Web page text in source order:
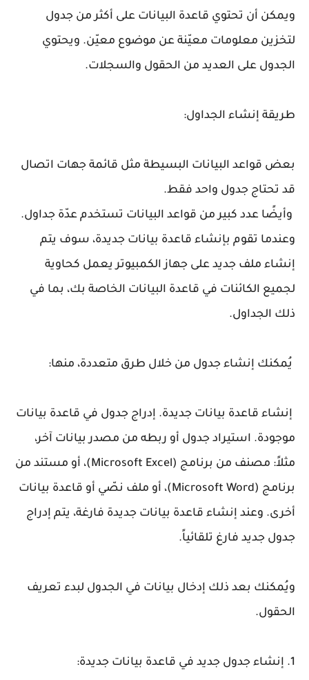
ويمكن أن تحتوي قاعدة البيانات على أكثر من جدول
لتخزين معلومات معيّنة عن موضوع معيّن. ويحتوي
الجدول على العديد من الحقول والسجلات.
طريقة إنشاء الجداول:
بعض قواعد البيانات البسيطة مثل قائمة جهات اتصال
قد تحتاج جدول واحد فقط.
وأيضًا عدد كبير من قواعد البيانات تستخدم عدّة جداول.
وعندما تقوم بإنشاء قاعدة بيانات جديدة، سوف يتم
إنشاء ملف جديد على جهاز الكمبيوتر يعمل كحاوية
لجميع الكائنات في قاعدة البيانات الخاصة بك، بما في
ذلك الجداول.
يُمكنك إنشاء جدول من خلال طرق متعددة، منها:
إنشاء قاعدة بيانات جديدة. إدراج جدول في قاعدة بيانات
موجودة. استيراد جدول أو ربطه من مصدر بيانات آخر،
مثلاً: مصنف من برنامج (Microsoft Excel)، أو مستند من
برنامج (Microsoft Word)، أو ملف نصّي أو قاعدة بيانات
أخرى. وعند إنشاء قاعدة بيانات جديدة فارغة، يتم إدراج
جدول جديد فارغ تلقائياً.
ويُمكنك بعد ذلك إدخال بيانات في الجدول لبدء تعريف
الحقول.
1. إنشاء جدول جديد في قاعدة بيانات جديدة: